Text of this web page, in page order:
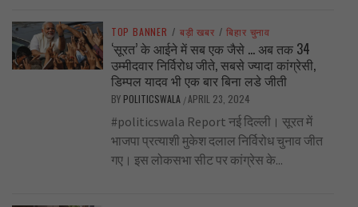
TOP BANNER / बड़ी खबर / बिहार चुनाव
‘सूरत’ के आईने में सब एक जैसे … अब तक 34
उम्मीदवार निर्विरोध जीते, सबसे ज्यादा कांग्रेसी,
डिम्पल यादव भी एक बार बिना लडे जीती
BY POLITICSWALA /APRIL 23, 2024
#politicswala Report नई दिल्ली। सूरत में
भाजपा प्रत्याशी मुकेश दलाल निर्विरोध चुनाव जीत
गए। इस लोकसभा सीट पर कांग्रेस के...